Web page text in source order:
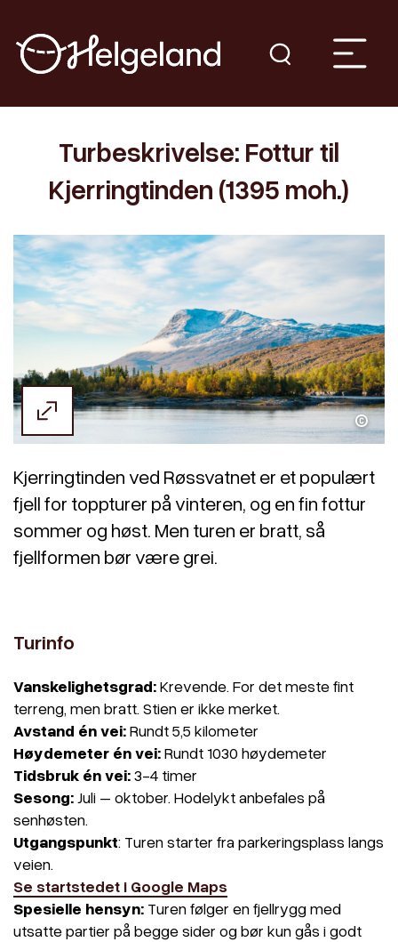
Turbeskrivelse: Fottur til
Kjerringtinden (1395 moh.)
Kristoffer Møllevik / Visit Helgeland
Kjerringtinden ved Røssvatnet er et populært
fjell for toppturer på vinteren, og en fin fottur
sommer og høst. Men turen er bratt, så
fjellformen bør være grei.
Turinfo
Vanskelighetsgrad:Krevende. For det meste fint
terreng, men bratt. Stien er ikke merket.
Avstand én vei:Rundt 5,5 kilometer
Høydemeter én vei:Rundt 1030 høydemeter
Tidsbruk én vei:3-4 timer
Sesong: Juli – oktober. Hodelykt anbefales på
senhøsten.
Utgangspunkt: Turen starter fra parkeringsplass langs
veien.
Se startstedet i Google Maps
Spesielle hensyn: Turen følger en fjellrygg med
utsatte partier på begge sider og bør kun gås i godt